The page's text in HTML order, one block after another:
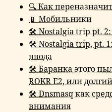
🔍 Как
📱 Мобильники
🛠 Nostalgia trip pt.
🛠 Nostalgia trip, pt.
ввода
🛠 Баранка этого
ROKR E2, или
🛠 Dnsmasq как
внимания